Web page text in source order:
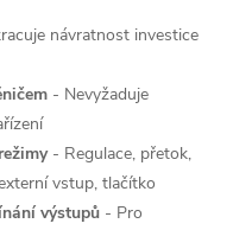
návratnost investice
- Nevyžaduje
- Regulace, přetok,
vstup, tlačítko
výstupů - Pro